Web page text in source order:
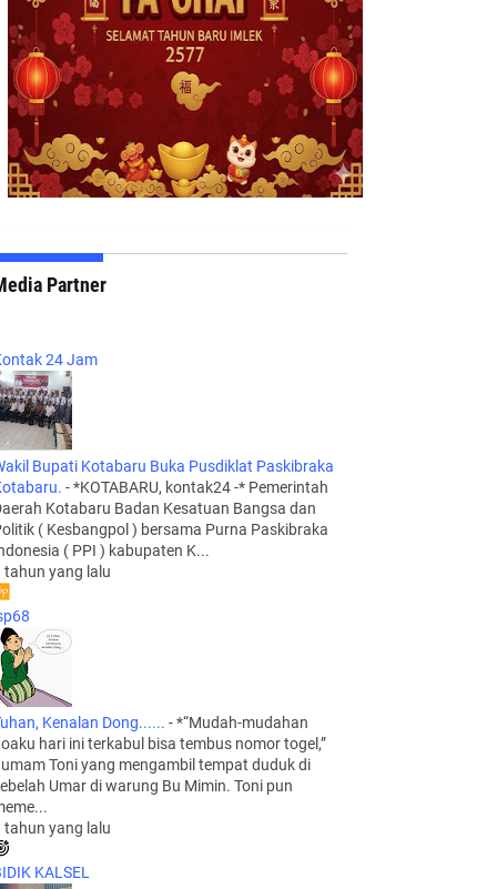
Partner
24 Jam
Bupati Kotabaru Buka Pusdiklat Paskibraka
-*KOTABARU, kontak24 -* Pemerintah
Kotabaru Badan Kesatuan Bangsa dan
( Kesbangpol ) bersama Purna Paskibraka
( PPI ) kabupaten K...
tahun yang lalu
Kenalan Dong...... -*“Mudah-mudahan
hari ini terkabul bisa tembus nomor togel,”
Toni yang mengambil tempat duduk di
Umar di warung Bu Mimin. Toni pun
tahun yang lalu
KALSEL